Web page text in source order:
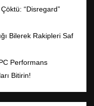
“Disregard”
Bilerek Rakipleri Saf
Performans
Bitirin!